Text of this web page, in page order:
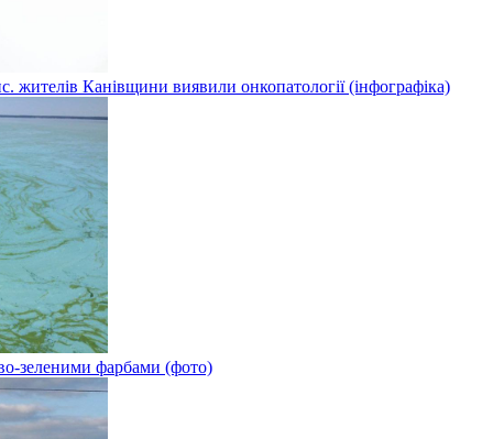
жителів Канівщини виявили онкопатології (інфографіка)
зеленими фарбами (фото)